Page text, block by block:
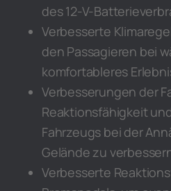
des 12-V-
Verbesserte
den Passagieren bei
komfortableres
Verbesserungen der
Reaktionsfähigkeit
Fahrzeugs bei der
Gelände zu
Verbesserte